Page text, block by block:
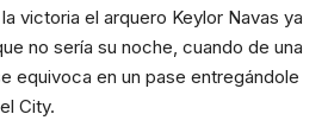
victoria el arquero Keylor Navas ya
no sería su noche, cuando de una
equivoca en un pase entregándole
City.